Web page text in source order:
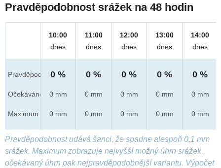
Pravděpodobnost srážek na 48 hodin
Pravděpod.
Očekáváno
Maximum
10:00
dnes
0 %
0 mm
0 mm
11:00
dnes
0 %
0 mm
0 mm
12:00
dnes
0 %
0 mm
0 mm
13:00
dnes
0 %
0 mm
0 mm
14:00
dnes
0 %
0 mm
0 mm
Pravděpodobnost udává šanci, že spadne alespoň 0,1 mm
srážek. Maximum zobrazuje nejvyšší možný úhrn srážek,
očekávaný úhrn pak nejpravděpodobnější variantu. Výpočet